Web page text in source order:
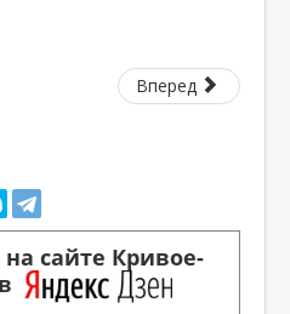
Вперед
сайте Кривое-